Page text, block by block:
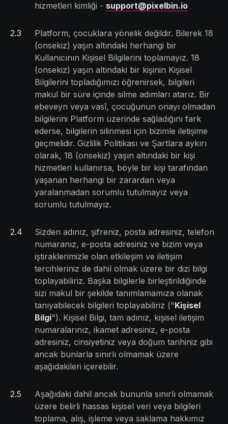
hizmetleri kimliği - support@pixelbin.io
2.3
Platform, çocuklara yönelik değildir. Bilerek 18
(onsekiz) yaşın altındaki herhangi bir
Kullanıcının Kişisel Bilgilerini toplamayız. 18
(onsekiz) yaşın altındaki bir kişinin Kişisel
Bilgilerini topladığımızı öğrenirsek, bilgileri
makul bir süre içinde silme adımları atarız. Bir
ebeveyn veya vasî, çocuğunun onayı olmadan
bilgilerini Platform üzerinde sağladığını fark
ederse, bilgilerin silinmesi için bizimle iletişime
geçmelidir. Gizlilik Politikası ve Şartlara aykırı
olarak, 18 (onsekiz) yaşın altındaki bir kişi
hizmetleri kullanırsa, böyle bir kişi tarafından
yaşanan herhangi bir zarardan veya
yaralanmadan sorumlu tutulmayız veya
sorumlu tutulmayız.
2.4
Sizden adınız, şifreniz, posta adresiniz, telefon
numaranız, e-posta adresiniz ve bizim veya
iştiraklerimizle olan etkileşim ve iletişim
tercihleriniz de dahil olmak üzere bir dizi bilgi
toplayabiliriz. Başka bilgilerle birleştirildiğinde
sizi makul bir şekilde tanımlamamıza olanak
tanıyabilecek bilgileri toplayabiliriz ("Kişisel
Bilgi"). Kişisel Bilgi, tam adınız, kişisel iletişim
numaralarınız, ikamet adresiniz, e-posta
adresiniz, cinsiyetiniz veya doğum tarihiniz gibi
ancak bunlarla sınırlı olmamak üzere
aşağıdakileri içerebilir.
2.5
Aşağıdaki dahil ancak bununla sınırlı olmamak
üzere belirli hassas kişisel veri veya bilgileri
toplama, alış, işleme veya saklama hakkımız